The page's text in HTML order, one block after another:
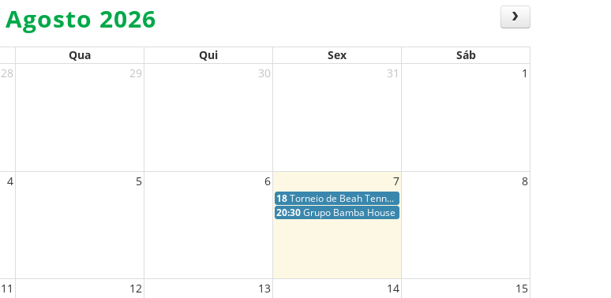
Agosto 2026
Qua Qui Sex
Sáb
28 29 30 31 1
4 5 6 7 8
18Torneio de Beah Tenn...
20:30Grupo Bamba House ao...
11 12 13 14 15